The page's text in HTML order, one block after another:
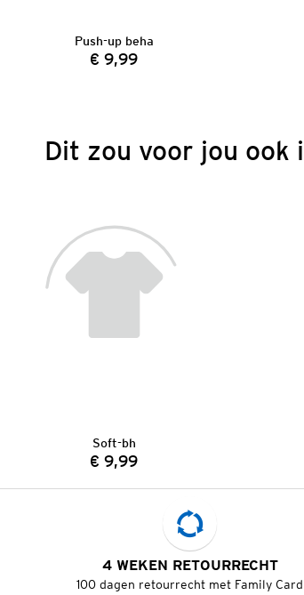
Push-up beha
Prijs:
€ 9,99
Dit zou voor jou ook
Soft-bh
Prijs:
€ 9,99
4 WEKEN RETOURRECHT
100 dagen retourrecht met Family Card